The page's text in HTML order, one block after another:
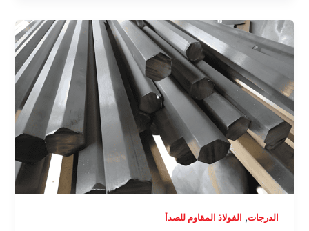
الدرجات, الفولاذ المقاوم للصدأ